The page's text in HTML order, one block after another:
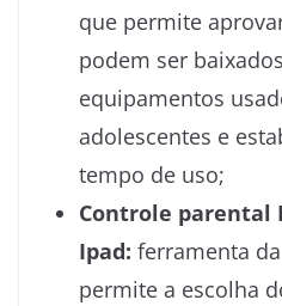
que permite
podem ser
equipamentos
adolescentes e
tempo de uso;
Controle parental
Ipad: ferramenta
permite a escolha